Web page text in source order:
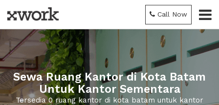
Call Now
Sewa Ruang Kantor di Kota Batam
Untuk Kantor Sementara
Tersedia 0 ruang kantor di kota batam untuk kantor